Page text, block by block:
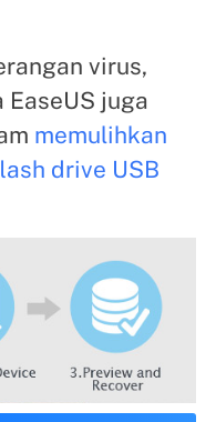
virus,
juga
memulihkan
drive USB